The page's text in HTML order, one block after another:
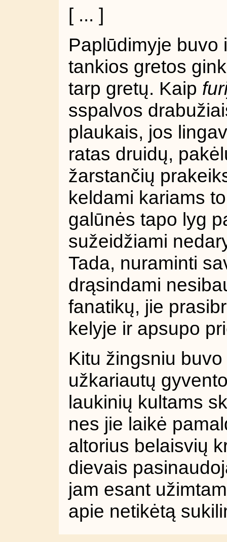
[ ... ]
Paplūdimyje buvo
tankios gretos
tarp gretų. Kaip
sspalvos
plaukais, jos
ratas druidų,
žarstančių
keldami kariams
galūnės tapo lyg
sužeidžiami
Tada, nuraminti
drąsindami
fanatikų, jie
kelyje ir apsupo
Kitu žingsniu
užkariautų
laukinių kultams
nes jie laikė
altorius belaisvių
dievais
jam esant
apie netikėtą